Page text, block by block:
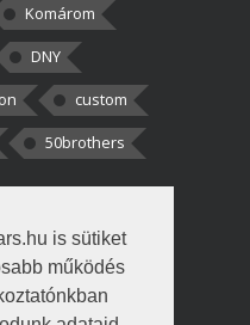
is sütiket
működés
Komárom
DNY
custom
50brothers
Én csak két
hogy fél autót,